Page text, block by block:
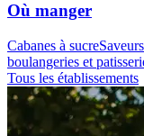
Où manger
Cabanes à sucre
boulangeries et
Tous les établissements